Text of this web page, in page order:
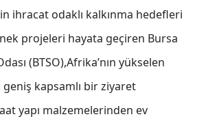
ihracat odaklı kalkınma hedefleri
projeleri hayata geçiren Bursa
(BTSO),Afrika’nın yükselen
geniş kapsamlı bir ziyaret
yapı malzemelerinden ev